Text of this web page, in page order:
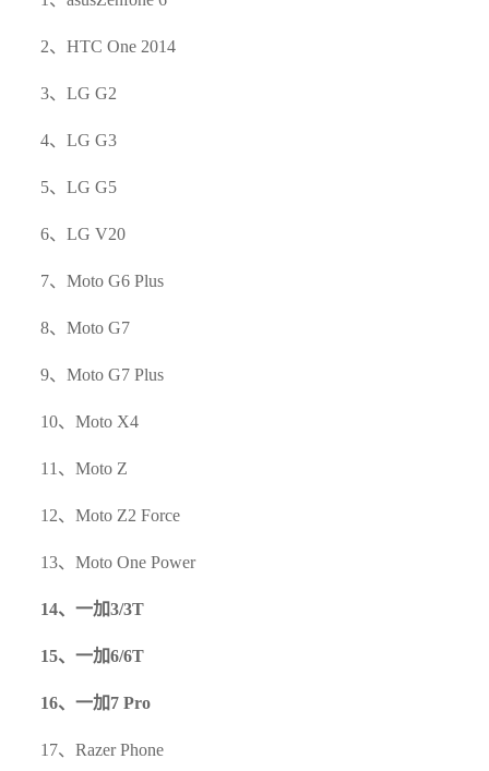
2、HTC One 2014
3、LG G2
4、LG G3
5、LG G5
6、LG V20
7、Moto G6 Plus
8、Moto G7
9、Moto G7 Plus
10、Moto X4
11、Moto Z
12、Moto Z2 Force
13、Moto One Power
14、一加3/3T
15、一加6/6T
16、一加7 Pro
17、Razer Phone